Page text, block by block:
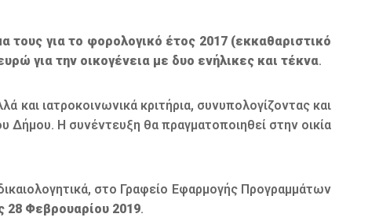
για το φορολογικό έτος 2017 (εκκαθαριστικό
για την οικογένεια με δυο ενήλικες και τέκνα.
και ιατροκοινωνικά κριτήρια, συνυπολογίζοντας και
Η συνέντευξη θα πραγματοποιηθεί στην οικία
στο Γραφείο Εφαρμογής Προγραμμάτων
28 Φεβρουαρίου 2019.